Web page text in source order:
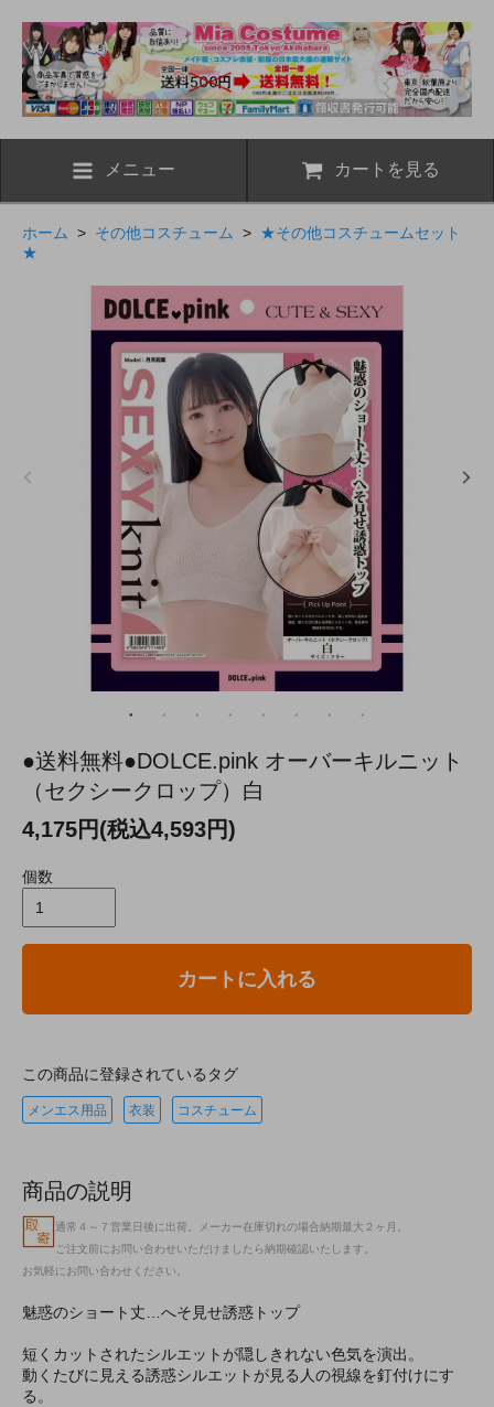
メニュー カートを見る
ホーム > その他コスチューム > ★その他コスチュームセット
★
●送料無料●DOLCE.pink オーバーキルニット
（セクシークロップ）白
4,175円(税込4,593円)
個数
カートに入れる
この商品に登録されているタグ
メンエス用品 衣装 コスチューム
商品の説明
通常４～７営業日後に出荷。メーカー在庫切れの場合納期最大２ヶ月。
ご注文前にお問い合わせいただけましたら納期確認いたします。
お気軽にお問い合わせください。
魅惑のショート丈…へそ見せ誘惑トップ
短くカットされたシルエットが隠しきれない色気を演出。
動くたびに見える誘惑シルエットが見る人の視線を釘付けにす
る。